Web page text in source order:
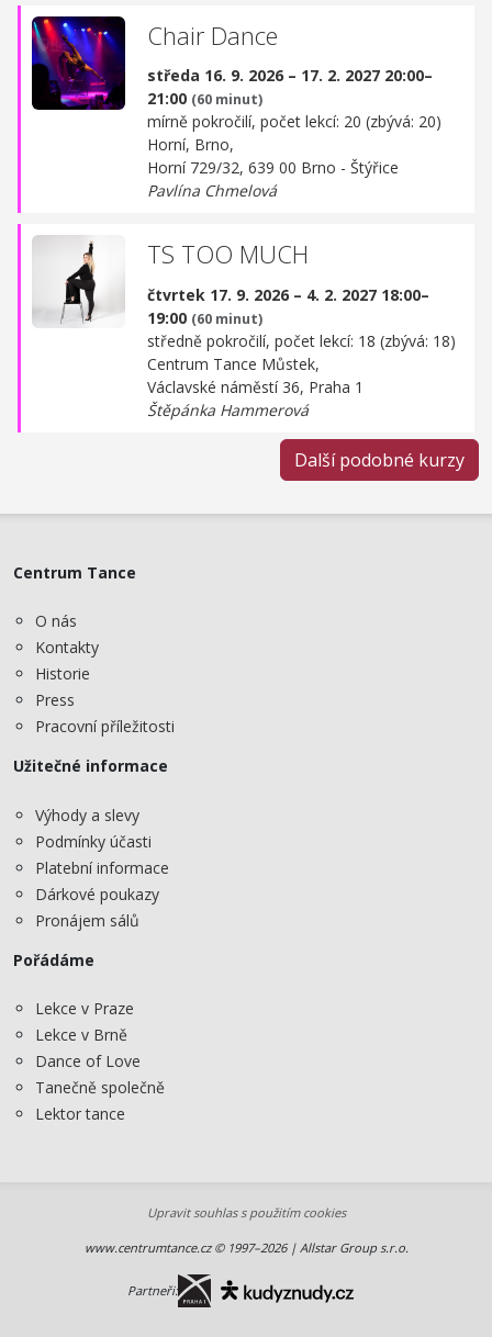
Chair Dance
středa 16. 9. 2026 – 17. 2. 2027 20:00–
21:00 (60 minut)
mírně pokročilí, počet lekcí: 20 (zbývá: 20)
Horní, Brno,
Horní 729/32, 639 00 Brno - Štýřice
Pavlína Chmelová
TS TOO MUCH
čtvrtek 17. 9. 2026 – 4. 2. 2027 18:00–
19:00 (60 minut)
středně pokročilí, počet lekcí: 18 (zbývá: 18)
Centrum Tance Můstek,
Václavské náměstí 36, Praha 1
Štěpánka Hammerová
Další podobné kurzy
Centrum Tance
O nás
Kontakty
Historie
Press
Pracovní příležitosti
Užitečné informace
Výhody a slevy
Podmínky účasti
Platební informace
Dárkové poukazy
Pronájem sálů
Pořádáme
Lekce v Praze
Lekce v Brně
Dance of Love
Tanečně společně
Lektor tance
Upravit souhlas s použitím cookies
www.centrumtance.cz © 1997–2026 | Allstar Group s.r.o.
Partneři: